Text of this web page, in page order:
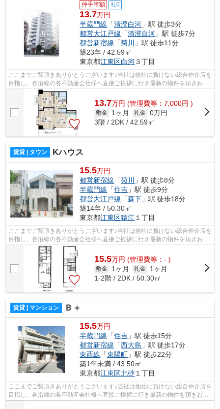
仲手半額 礼0
13.7万円
半蔵門線 「清澄白河 」駅 徒歩3分
都営大江戸線 「清澄白河 」駅 徒歩7分
都営新宿線 「菊川
」駅 徒歩11分
築23年 / 42.59㎡
東京都江東区白河３丁目
ここまでご覧頂きありがとうございます♪当社は他社に負けない総合仲介店を
目指し、各沿線の各不動産会社様へ直接ご挨拶に行き最新の物件を頂きお客
様へ提供しております！最新の情報は...
13.7万円 (管理費等：7,000円 )
敷金 1ヶ月 礼金 0万円
3階 / 2DK / 42.59㎡
賃貸 | タウン Kハウス
15.5万円
都営新宿線 「菊川
」駅 徒歩8分
半蔵門線 「住吉 」駅 徒歩9分
都営大江戸線 「森下 」駅 徒歩18分
築14年 / 50.30㎡
東京都江東区猿江 １丁目
ここまでご覧頂きありがとうございます♪当社は他社に負けない総合仲介店を
目指し、各沿線の各不動産会社様へ直接ご挨拶に行き最新の物件を頂きお客
様へ提供しております！最新の情報は...
15.5万円 (管理費等：- )
敷金 1ヶ月 礼金
1ヶ月
1-2階 / 2DK / 50.30㎡
賃貸 | マンション Ｂ＋
15.5万円
半蔵門線 「住吉 」駅 徒歩15分
都営新宿線 「西大島 」駅 徒歩17分
東西線 「東陽町 」駅 徒歩22分
築1年未満 / 43.50㎡
東京都江東区北砂１丁目
ここまでご覧頂きありがとうございます♪当社は他社に負けない総合仲介店を
目指し、各沿線の各不動産会社様へ直接ご挨拶に行き最新の物件を頂きお客